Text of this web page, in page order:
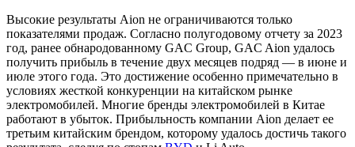
Высокие результаты Aion не ограничиваются только
показателями продаж. Согласно полугодовому отчету за 2023
год, ранее обнародованному GAC Group, GAC Aion удалось
получить прибыль в течение двух месяцев подряд — в июне и
июле этого года. Это достижение особенно примечательно в
условиях жесткой конкуренции на китайском рынке
электромобилей. Многие бренды электромобилей в Китае
работают в убыток. Прибыльность компании Aion делает ее
третьим китайским брендом, которому удалось достичь такого